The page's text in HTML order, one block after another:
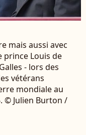
mais aussi avec
prince Louis de
- lors des
vétérans
mondiale au
© Julien Burton /